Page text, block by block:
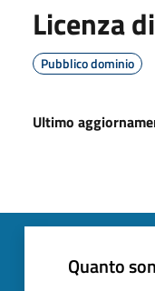
Licenza
Pubblico dominio
Ultimo
Quanto